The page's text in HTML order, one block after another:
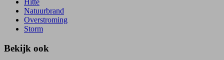
Hitte
Natuurbrand
Overstroming
Storm
Bekijk ook